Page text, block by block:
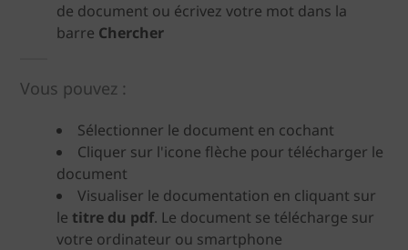
de document ou écrivez votre mot dans la
barre Chercher
Vous pouvez :
Sélectionner le document en cochant
Cliquer sur l'icone flèche pour télécharger le
document
Visualiser le documentation en cliquant sur
le titre du pdf. Le document se télécharge sur
votre ordinateur ou smartphone